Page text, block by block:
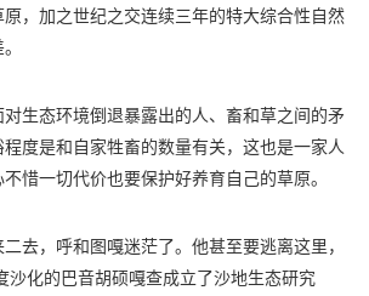
，加之世纪之交连续三年的特大综合性自然
生态环境倒退暴露出的人、畜和草之间的矛
度是和自家牲畜的数量有关，这也是一家人
惜一切代价也要保护好养育自己的草原。
去，呼和图嘎迷茫了。他甚至要逃离这里，
化的巴音胡硕嘎查成立了沙地生态研究